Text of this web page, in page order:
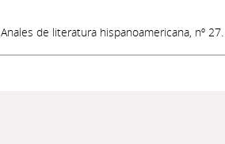
Anales de literatura hispanoamericana, nº